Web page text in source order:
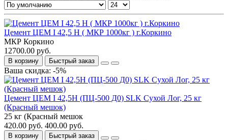
Цемент ЦЕМ I 42,5 Н ( МКР 1000кг ) г.Коркино
МКР Коркино
12700.00 руб.
В корзину Быстрый заказ
Ваша скидка: -5%
Цемент ЦЕМ I 42,5Н (ПЦ-500 Д0) SLK Сухой Лог, 25 кг
(Красный мешок)
25 кг (Красный мешок
420.00 руб. 400.00 руб.
В корзину Быстрый заказ